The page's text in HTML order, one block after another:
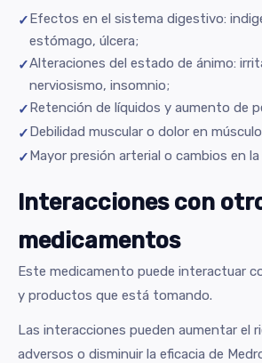
Efectos en el sistema digestivo:
estómago, úlcera;
Alteraciones del estado de ánimo:
nerviosismo, insomnio;
Retención de líquidos y aumento de
Debilidad muscular o dolor en
Mayor presión arterial o cambios en
Interacciones con
medicamentos
Este medicamento puede interactuar
y productos que está tomando.
Las interacciones pueden aumentar el
adversos o disminuir la eficacia de